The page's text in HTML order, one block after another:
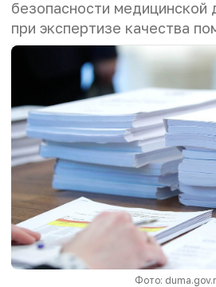
безопасности медицинской
при экспертизе качества
Фото: